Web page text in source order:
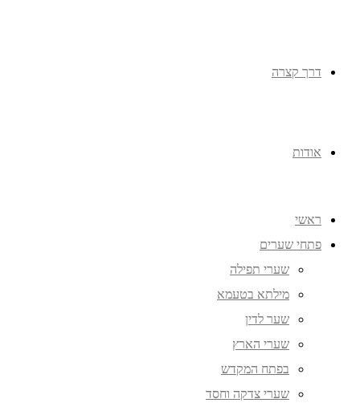
דרך קצרה
אודות
ראשי
פתחי שערים
שערי תפילה
מילתא בטעמא
שער לדין
שערי הארץ
בפתח המקדש
שערי צדקה וחסד